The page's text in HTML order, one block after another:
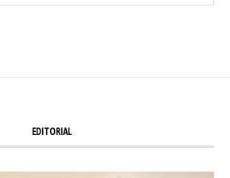
EDITORIAL